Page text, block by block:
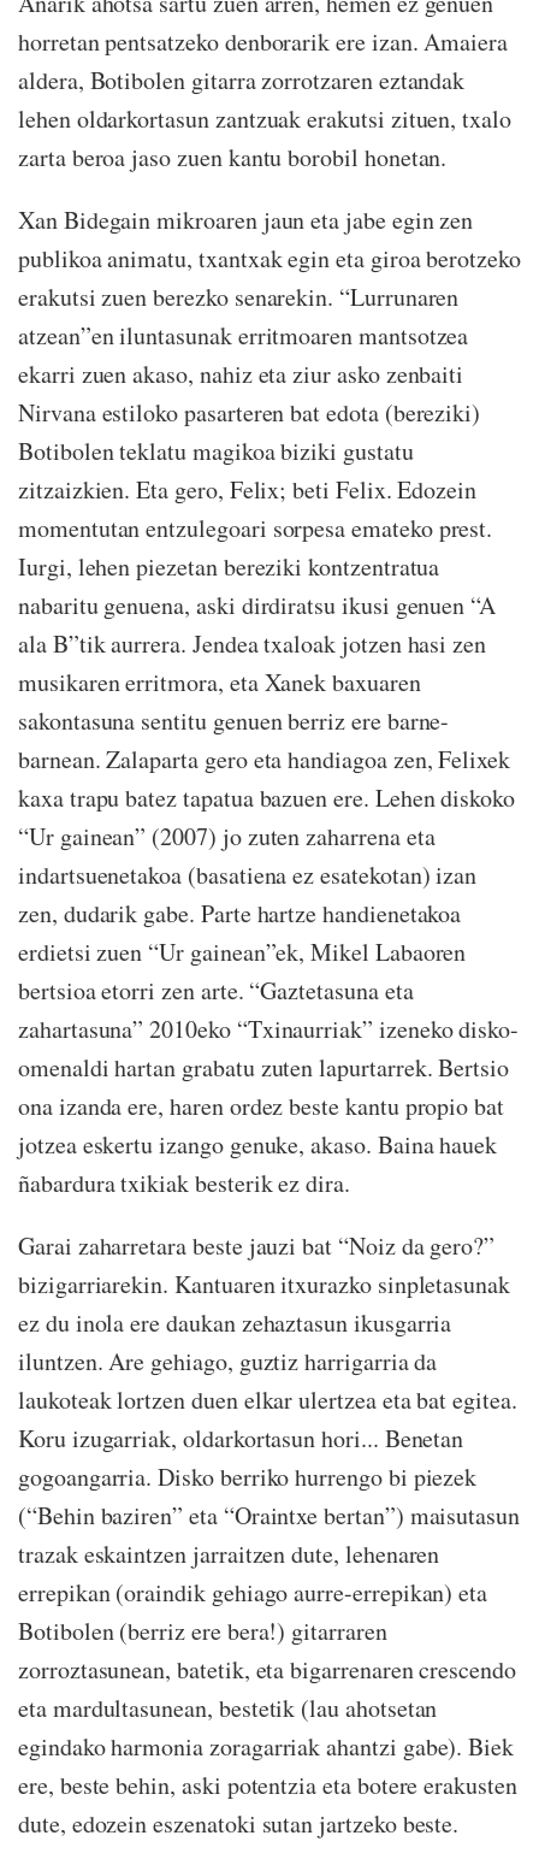
horretan pentsatzeko denborarik ere izan. Amaiera
aldera, Botibolen gitarra zorrotzaren eztandak
lehen oldarkortasun zantzuak erakutsi zituen, txalo
zarta beroa jaso zuen kantu borobil honetan.
Xan Bidegain mikroaren jaun eta jabe egin zen
publikoa animatu, txantxak egin eta giroa berotzeko
erakutsi zuen berezko senarekin. “Lurrunaren
atzean”en iluntasunak erritmoaren mantsotzea
ekarri zuen akaso, nahiz eta ziur asko zenbaiti
Nirvana estiloko pasarteren bat edota (bereziki)
Botibolen teklatu magikoa biziki gustatu
zitzaizkien. Eta gero, Felix; beti Felix. Edozein
momentutan entzulegoari sorpesa emateko prest.
Iurgi, lehen piezetan bereziki kontzentratua
nabaritu genuena, aski dirdiratsu ikusi genuen “A
ala B”tik aurrera. Jendea txaloak jotzen hasi zen
musikaren erritmora, eta Xanek baxuaren
sakontasuna sentitu genuen berriz ere barne-
barnean. Zalaparta gero eta handiagoa zen, Felixek
kaxa trapu batez tapatua bazuen ere. Lehen diskoko
“Ur gainean” (2007) jo zuten zaharrena eta
indartsuenetakoa (basatiena ez esatekotan) izan
zen, dudarik gabe. Parte hartze handienetakoa
erdietsi zuen “Ur gainean”ek, Mikel Labaoren
bertsioa etorri zen arte. “Gaztetasuna eta
zahartasuna” 2010eko “Txinaurriak” izeneko disko-
omenaldi hartan grabatu zuten lapurtarrek. Bertsio
ona izanda ere, haren ordez beste kantu propio bat
jotzea eskertu izango genuke, akaso. Baina hauek
ñabardura txikiak besterik ez dira.
Garai zaharretara beste jauzi bat “Noiz da gero?”
bizigarriarekin. Kantuaren itxurazko sinpletasunak
ez du inola ere daukan zehaztasun ikusgarria
iluntzen. Are gehiago, guztiz harrigarria da
laukoteak lortzen duen elkar ulertzea eta bat egitea.
Koru izugarriak, oldarkortasun hori... Benetan
gogoangarria. Disko berriko hurrengo bi piezek
(“Behin baziren” eta “Oraintxe bertan”) maisutasun
trazak eskaintzen jarraitzen dute, lehenaren
errepikan (oraindik gehiago aurre-errepikan) eta
Botibolen (berriz ere bera!) gitarraren
zorroztasunean, batetik, eta bigarrenaren crescendo
eta mardultasunean, bestetik (lau ahotsetan
egindako harmonia zoragarriak ahantzi gabe). Biek
ere, beste behin, aski potentzia eta botere erakusten
dute, edozein eszenatoki sutan jartzeko beste.